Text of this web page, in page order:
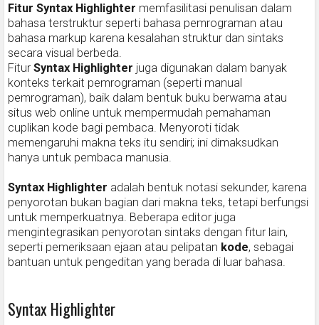
Fitur Syntax Highlighter memfasilitasi penulisan dalam
bahasa terstruktur seperti bahasa pemrograman atau
bahasa markup karena kesalahan struktur dan sintaks
secara visual berbeda.
Fitur Syntax Highlighter juga digunakan dalam banyak
konteks terkait pemrograman (seperti manual
pemrograman), baik dalam bentuk buku berwarna atau
situs web online untuk mempermudah pemahaman
cuplikan kode bagi pembaca. Menyoroti tidak
memengaruhi makna teks itu sendiri; ini dimaksudkan
hanya untuk pembaca manusia.
Syntax Highlighter adalah bentuk notasi sekunder, karena
penyorotan bukan bagian dari makna teks, tetapi berfungsi
untuk memperkuatnya. Beberapa editor juga
mengintegrasikan penyorotan sintaks dengan fitur lain,
seperti pemeriksaan ejaan atau pelipatan kode, sebagai
bantuan untuk pengeditan yang berada di luar bahasa.
Syntax Highlighter